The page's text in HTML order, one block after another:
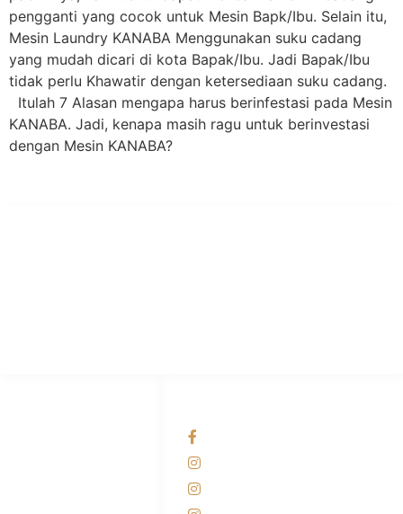
pengganti yang cocok untuk Mesin Bapk/Ibu. Selain itu,
Mesin Laundry KANABA Menggunakan suku cadang
yang mudah dicari di kota Bapak/Ibu. Jadi Bapak/Ibu
tidak perlu Khawatir dengan ketersediaan suku cadang.
Itulah 7 Alasan mengapa harus berinfestasi pada Mesin
KANABA. Jadi, kenapa masih ragu untuk berinvestasi
dengan Mesin KANABA?